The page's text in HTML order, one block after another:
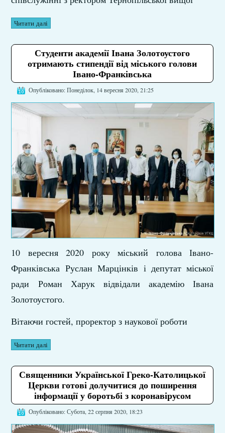
Читати далі
Студенти академії Івана Золотоустого
отримають стипендії від міського голови
Івано-Франківська
Опубліковано: Понеділок, 14 вересня 2020, 21:25
10 вересня 2020 року міський голова Івано-
Франківська Руслан Марцінків і депутат міської
ради Роман Харук відвідали академію Івана
Золотоустого.
Вітаючи гостей, проректор з наукової роботи
Читати далі
Священники Української Греко-Католицької
Церкви готові долучитися до поширення
інформації у боротьбі з коронавірусом
Опубліковано: Субота, 22 серпня 2020, 18:23